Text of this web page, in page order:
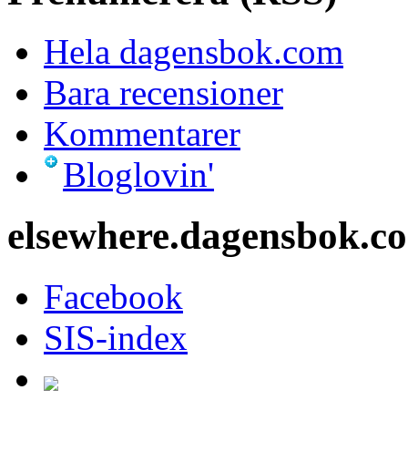
Hela dagensbok.com
Bara recensioner
Kommentarer
Bloglovin'
Facebook
SIS-index